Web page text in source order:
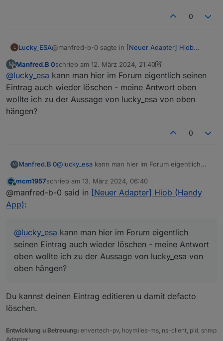
0
L Lucky_ESA@manfred-b-0 sagte in [Neuer Adapter] Hiob
Frage / Eure Meinung: wäre es auch eine
Idee, alternativ zu den eigenen Einträgen bei
alle Alias-Einträge zu verwenden?
Wäre eine guter Ansatz aber viele User nutzen alias
für iot oder sonstige Darstellungen. Hätte bei mir
werden. Man könnte das natürlich über eine neue
M
Offline
Manfred.B 0schrieb am 12. März 2024, 21:40
zuletzt editiert von Manfred.B 03. Dez. 2024, 22:42
@lucky_esa kann man hier im Forum eigentlich seinen
Eintrag auch wieder löschen - meine Antwort oben
wollte ich zu der Aussage von lucky_esa von oben
hängen?
0
M Manfred.B 0@lucky_esa kann man hier im Forum eigentlich
Antwort oben wollte ich zu der Aussage von
lucky_esa von oben hängen?
Online
mcm1957schrieb am 13. März 2024, 06:40
zuletzt editiert von
@manfred-b-0 said in [Neuer Adapter] Hiob (Handy
App):
@lucky_esa kann man hier im Forum eigentlich
seinen Eintrag auch wieder löschen - meine Antwort
oben wollte ich zu der Aussage von lucky_esa von
oben hängen?
Du kannst deinen Eintrag editieren u damit defacto
löschen.
Entwicklung u Betreuung: envertech-pv, hoymiles-ms, ns-client, pid, snmp
Adapter;